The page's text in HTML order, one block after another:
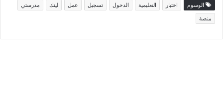
الوسوم اختبار التعليمية الدخول تسجيل عمل لينك
مدرستي
منصة